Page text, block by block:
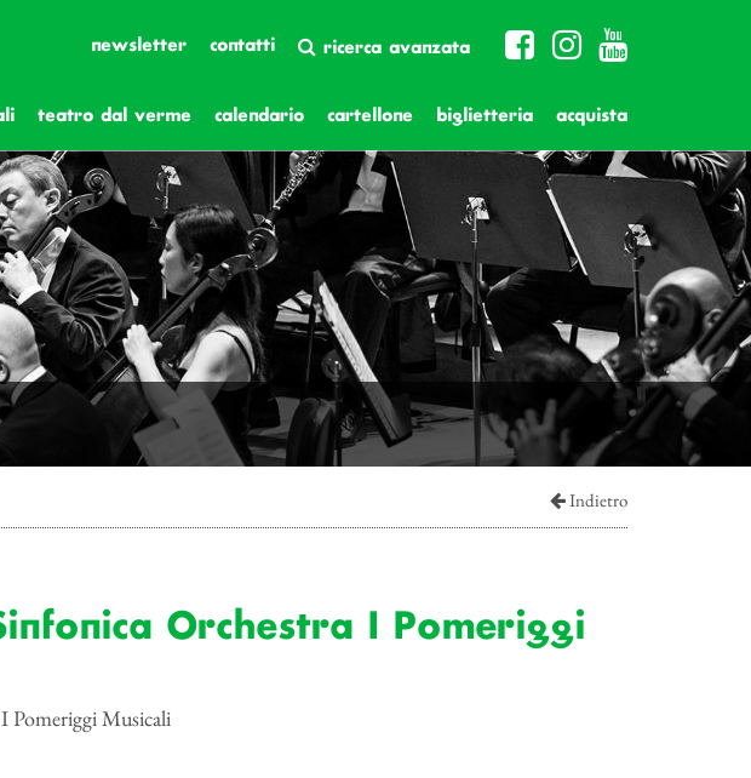
newsletter contatti ricerca avanzata
teatro dal verme calendario cartellone biglietteria acquista
Indietro
Orchestra I Pomeriggi
Pomeriggi Musicali